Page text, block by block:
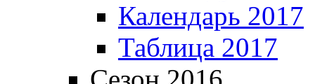
Календарь 2017
Таблица 2017